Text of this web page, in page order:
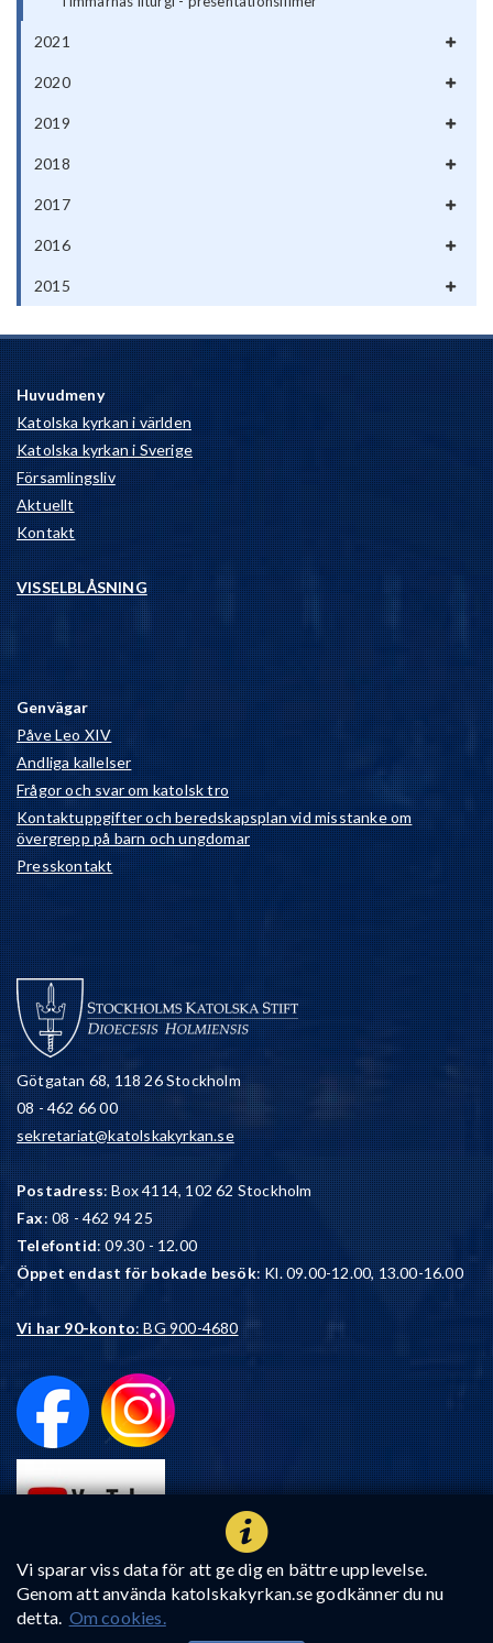
Vi sparar viss data för att ge dig en bättre upplevelse.
Genom att använda katolskakyrkan.se godkänner du nu
detta. Om cookies.
2021
2020
2019
2018
2017
2016
2015
Huvudmeny
Katolska kyrkan i världen
Katolska kyrkan i Sverige
Församlingsliv
Aktuellt
Kontakt
VISSELBLÅSNING
Genvägar
Påve Leo XIV
Andliga kallelser
Frågor och svar om katolsk tro
Kontaktuppgifter och beredskapsplan vid misstanke om
övergrepp på barn och ungdomar
Presskontakt
Götgatan 68, 118 26 Stockholm
08 - 462 66 00
sekretariat@katolskakyrkan.se
Postadress: Box 4114, 102 62 Stockholm
Fax: 08 - 462 94 25
Telefontid: 09.30 - 12.00
Öppet endast för bokade besök: Kl. 09.00-12.00, 13.00-16.00
Vi har 90-konto: BG 900-4680